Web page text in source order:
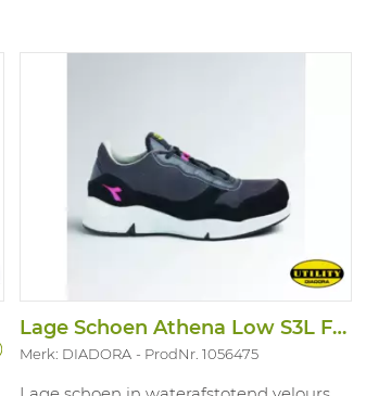
Lage Schoen Athena Low S3L FO SR ESD
Merk: DIADORA ProdNr. 1056475